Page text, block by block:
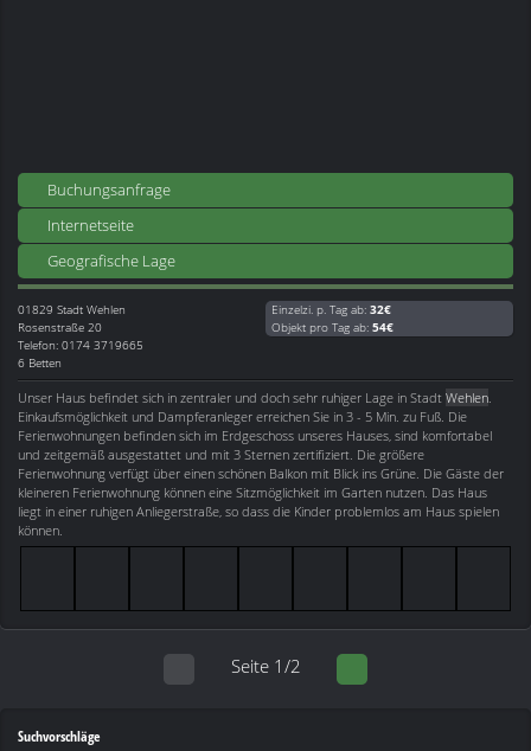
Buchungsanfrage
Internetseite
Geografische Lage
01829 Stadt Wehlen
Rosenstraße 20
Telefon: 0174 3719665
6 Betten
Einzelzi. p. Tag ab: 32€
Objekt pro Tag ab: 54€
Unser Haus befindet sich in zentraler und doch sehr ruhiger Lage in Stadt Wehlen
Einkaufsmöglichkeit und Dampferanleger erreichen Sie in 3 - 5 Min. zu Fuß. Die
Ferienwohnungen befinden sich im Erdgeschoss unseres Hauses, sind komfortabel
und zeitgemäß ausgestattet und mit 3 Sternen zertifiziert. Die größere
Ferienwohnung verfügt über einen schönen Balkon mit Blick ins Grüne. Die Gäste der
kleineren Ferienwohnung können eine Sitzmöglichkeit im Garten nutzen. Das Haus
liegt in einer ruhigen Anliegerstraße, so dass die Kinder problemlos am Haus spielen
können.
Seite 1/2
Suchvorschläge